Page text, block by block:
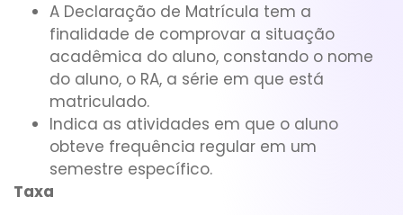
A Declaração de Matrícula tem a
finalidade de comprovar a situação
acadêmica do aluno, constando o nome
do aluno, o RA, a série em que está
matriculado.
Indica as atividades em que o aluno
obteve frequência regular em um
semestre específico.
Taxa